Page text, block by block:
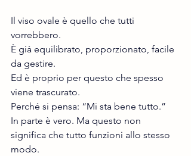
Il viso ovale è quello che tutti
vorrebbero.
È già equilibrato, proporzionato, facile
da gestire.
Ed è proprio per questo che spesso
viene trascurato.
Perché si pensa: “Mi sta bene tutto.”
In parte è vero. Ma questo non
significa che tutto funzioni allo stesso
modo.